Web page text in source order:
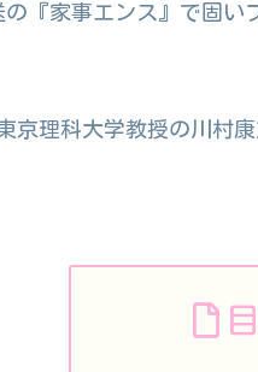
の『家事エンス』で固
京理科大学教授の川村康